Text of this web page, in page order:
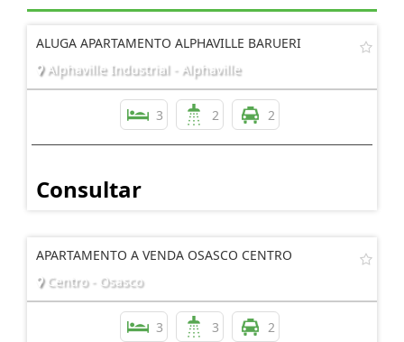
ALUGA APARTAMENTO ALPHAVILLE BARUERI
Alphaville Industrial - Alphaville
3 2 2
Consultar
APARTAMENTO A VENDA OSASCO CENTRO
Centro - Osasco
3 3 2